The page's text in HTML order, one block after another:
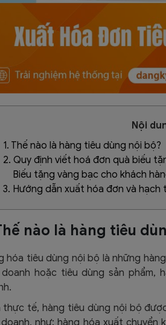
Nội
1. Thế nào là hàng tiêu dùng nội bộ?
2. Quy định viết hoá đơn quà biếu
Biếu tặng vàng bạc cho khách
3. Hướng dẫn xuất hóa đơn và
nào là hàng tiêu
hóa tiêu dùng nội bộ là những
doanh hoặc tiêu dùng sản phẩm,
thực tế, hàng tiêu dùng nội bộ
doanh, như: hàng hóa xuất